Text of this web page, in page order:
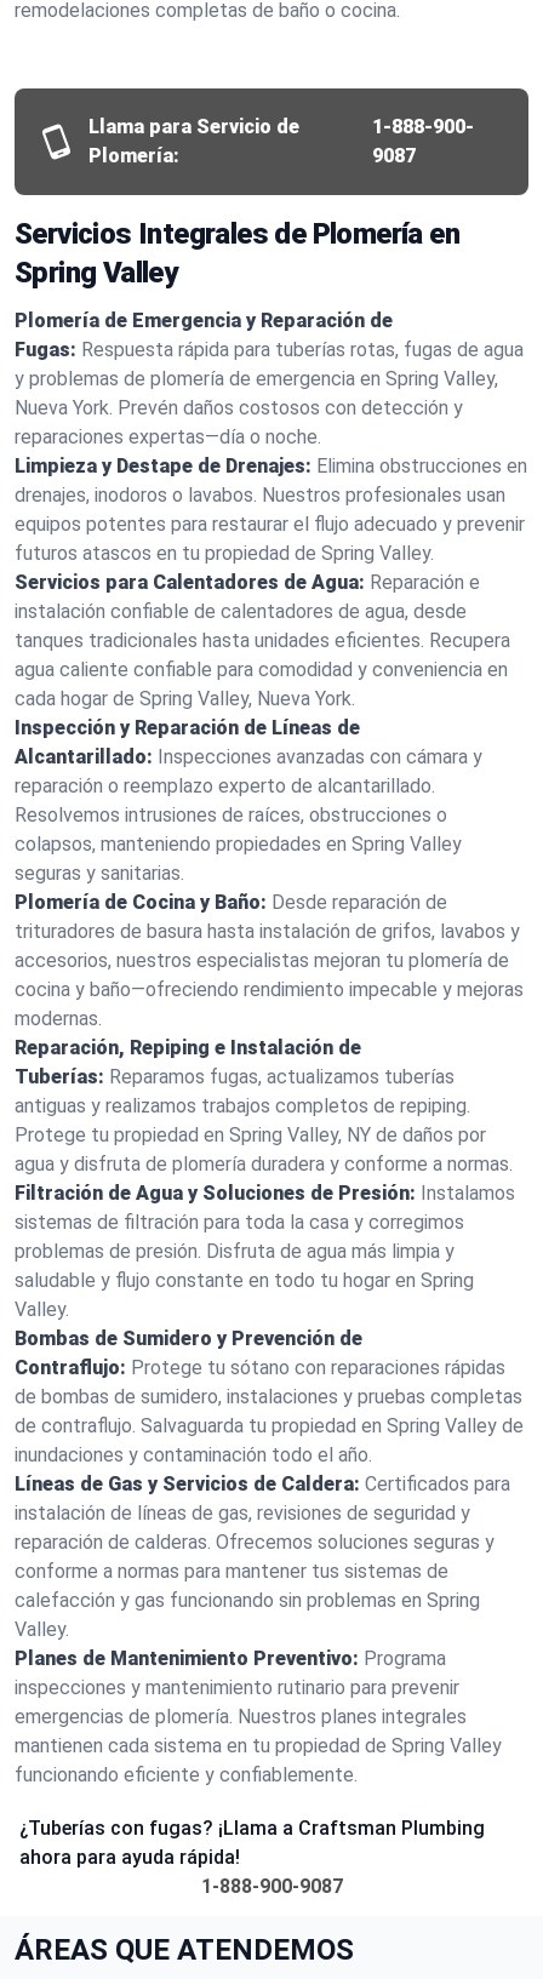
remodelaciones completas de baño o cocina.
Llama para Servicio de
Plomería:
1-888-900-
9087
Servicios Integrales de Plomería en
Spring Valley
Plomería de Emergencia y Reparación de
Fugas: Respuesta rápida para tuberías rotas, fugas de agua
y problemas de plomería de emergencia en Spring Valley,
Nueva York. Prevén daños costosos con detección y
reparaciones expertas—día o noche.
Limpieza y Destape de Drenajes: Elimina obstrucciones en
drenajes, inodoros o lavabos. Nuestros profesionales usan
equipos potentes para restaurar el flujo adecuado y prevenir
futuros atascos en tu propiedad de Spring Valley.
Servicios para Calentadores de Agua: Reparación e
instalación confiable de calentadores de agua, desde
tanques tradicionales hasta unidades eficientes. Recupera
agua caliente confiable para comodidad y conveniencia en
cada hogar de Spring Valley, Nueva York.
Inspección y Reparación de Líneas de
Alcantarillado: Inspecciones avanzadas con cámara y
reparación o reemplazo experto de alcantarillado.
Resolvemos intrusiones de raíces, obstrucciones o
colapsos, manteniendo propiedades en Spring Valley
seguras y sanitarias.
Plomería de Cocina y Baño: Desde reparación de
trituradores de basura hasta instalación de grifos, lavabos y
accesorios, nuestros especialistas mejoran tu plomería de
cocina y baño—ofreciendo rendimiento impecable y mejoras
modernas.
Reparación, Repiping e Instalación de
Tuberías: Reparamos fugas, actualizamos tuberías
antiguas y realizamos trabajos completos de repiping.
Protege tu propiedad en Spring Valley, NY de daños por
agua y disfruta de plomería duradera y conforme a normas.
Filtración de Agua y Soluciones de Presión: Instalamos
sistemas de filtración para toda la casa y corregimos
problemas de presión. Disfruta de agua más limpia y
saludable y flujo constante en todo tu hogar en Spring
Valley.
Bombas de Sumidero y Prevención de
Contraflujo: Protege tu sótano con reparaciones rápidas
de bombas de sumidero, instalaciones y pruebas completas
de contraflujo. Salvaguarda tu propiedad en Spring Valley de
inundaciones y contaminación todo el año.
Líneas de Gas y Servicios de Caldera: Certificados para
instalación de líneas de gas, revisiones de seguridad y
reparación de calderas. Ofrecemos soluciones seguras y
conforme a normas para mantener tus sistemas de
calefacción y gas funcionando sin problemas en Spring
Valley.
Planes de Mantenimiento Preventivo: Programa
inspecciones y mantenimiento rutinario para prevenir
emergencias de plomería. Nuestros planes integrales
mantienen cada sistema en tu propiedad de Spring Valley
funcionando eficiente y confiablemente.
¿Tuberías con fugas? ¡Llama a Craftsman Plumbing
ahora para ayuda rápida!
1-888-900-9087
ÁREAS QUE ATENDEMOS